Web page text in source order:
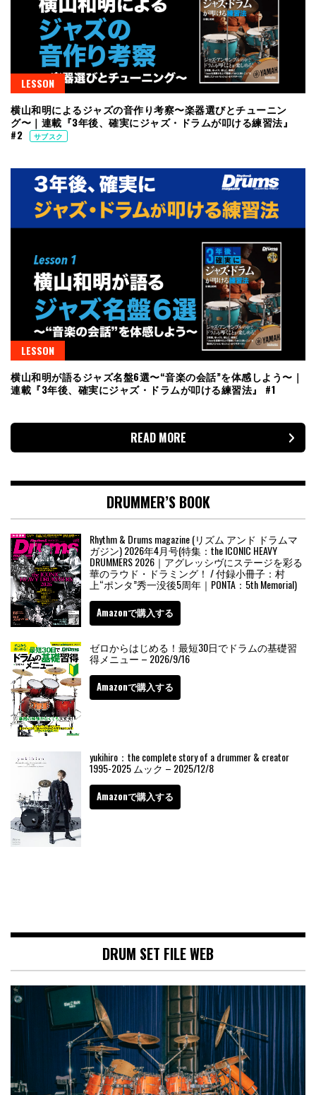
LESSON
横山和明によるジャズの音作り考察〜楽器選びとチューニン
グ〜｜連載『3年後、確実にジャズ・ドラムが叩ける練習法』
#2
サブスク
LESSON
横山和明が語るジャズ名盤6選〜“音楽の会話”を体感しよう〜｜
連載『3年後、確実にジャズ・ドラムが叩ける練習法』 #1
READ MORE
DRUMMER’S BOOK
Rhythm & Drums magazine (リズム アンド ドラムマ
ガジン) 2026年4月号(特集：the ICONIC HEAVY
DRUMMERS 2026｜アグレッシヴにステージを彩る
華のラウド・ドラミング！ / 付録小冊子：村
上“ポンタ”秀一没後5周年｜PONTA：5th Memorial)
Amazonで購入する
ゼロからはじめる！最短30日でドラムの基礎習
得メニュー – 2026/9/16
Amazonで購入する
yukihiro：the complete story of a drummer & creator
1995-2025 ムック – 2025/12/8
Amazonで購入する
DRUM SET FILE WEB